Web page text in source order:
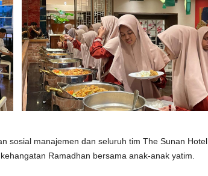
sosial manajemen dan seluruh tim The Sunan Hotel
Ramadhan bersama anak-anak yatim.